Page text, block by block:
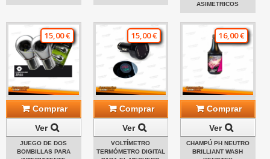
ASIMETRICOS
15,00 €
Comprar
Ver
JUEGO DE DOS
BOMBILLAS PARA
15,00 €
Comprar
Ver
VOLTÍMETRO
TERMÓMETRO DIGITAL
16,00 €
Comprar
Ver
CHAMPÚ PH NEUTRO
BRILLIANT WASH